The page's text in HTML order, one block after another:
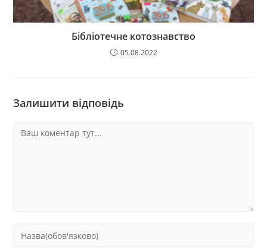
Бібліотечне котознавство
05.08.2022
Залишити відповідь